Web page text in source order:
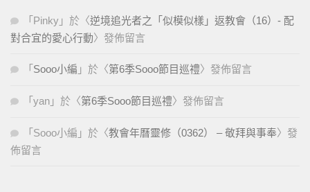
「 Pinky 」於〈逆境追光者之「似模似樣」返教會（16）- 配
對合宜的愛心行動〉發佈留言
「 Sooo小編 」於〈第6季Sooo節目巡禮〉發佈留言
「 yan 」於〈第6季Sooo節目巡禮〉發佈留言
「 Sooo小編 」於〈教會年曆靈修（0362） – 敬拜與事奉〉發
佈留言